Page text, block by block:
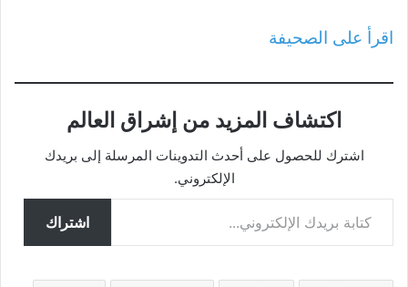
اقرأ على الصحيفة
اكتشاف المزيد من إشراق العالم
اشترك للحصول على أحدث التدوينات المرسلة إلى بريدك
الإلكتروني.
كتابة بريدك الإلكتروني...
اشتراك